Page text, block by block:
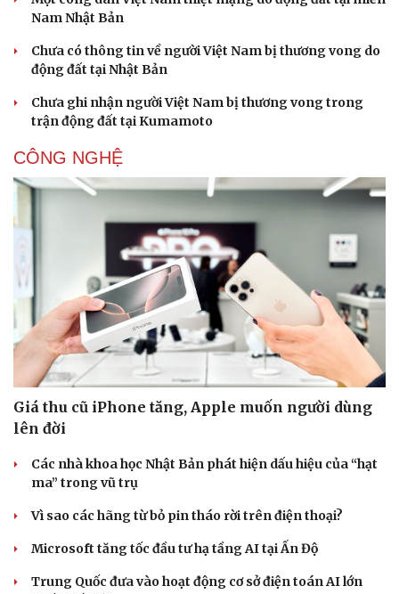
Nam Nhật Bản
Chưa có thông tin về người Việt Nam bị thương vong do
động đất tại Nhật Bản
Chưa ghi nhận người Việt Nam bị thương vong trong
trận động đất tại Kumamoto
CÔNG NGHỆ
Giá thu cũ iPhone tăng, Apple muốn người dùng
lên đời
Các nhà khoa học Nhật Bản phát hiện dấu hiệu của “hạt
ma” trong vũ trụ
Vì sao các hãng từ bỏ pin tháo rời trên điện thoại?
Microsoft tăng tốc đầu tư hạ tầng AI tại Ấn Độ
Trung Quốc đưa vào hoạt động cơ sở điện toán AI lớn